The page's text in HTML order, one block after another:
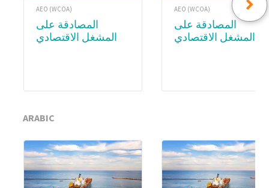
AEO (WCOA)
المصادقة على
المشغل الاقتصادي
AEO (WCOA)
المصادقة على
المشغل الاقتصادي
ARABIC